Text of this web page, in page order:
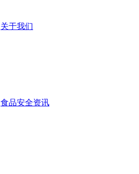
关于我们
食品安全资讯